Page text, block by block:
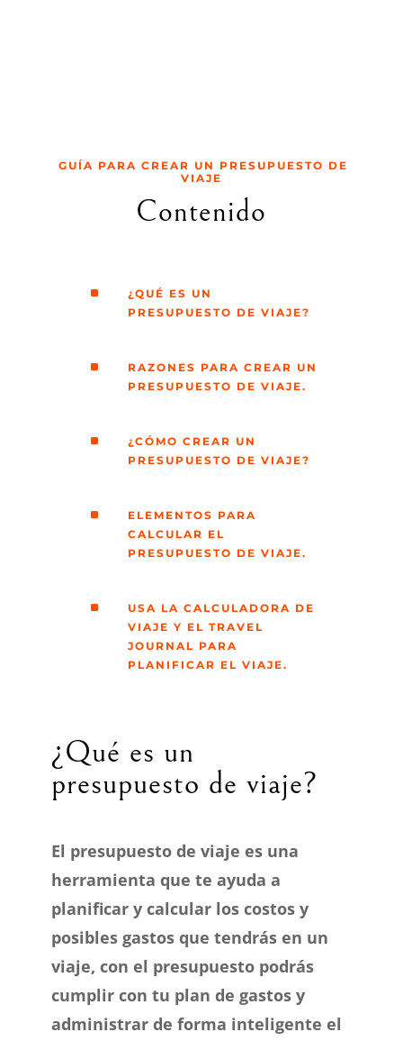
GUÍA PARA CREAR UN PRESUPUESTO DE
VIAJE
Contenido
^
¿QUÉ ES UN
PRESUPUESTO DE VIAJE?
^
RAZONES PARA CREAR UN
PRESUPUESTO DE VIAJE.
^
¿CÓMO CREAR UN
PRESUPUESTO DE VIAJE?
^
ELEMENTOS PARA
CALCULAR EL
PRESUPUESTO DE VIAJE.
^
USA LA CALCULADORA DE
VIAJE Y EL TRAVEL
JOURNAL PARA
PLANIFICAR EL VIAJE.
¿Qué es un
presupuesto de viaje?
El presupuesto de viaje es una
herramienta que te ayuda a
planificar y calcular los costos y
posibles gastos que tendrás en un
viaje, con el presupuesto podrás
cumplir con tu plan de gastos y
administrar de forma inteligente el